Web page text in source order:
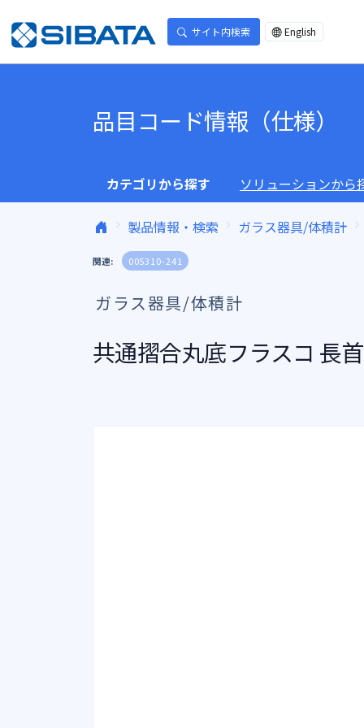
サイト内検索 English
品目コード情報（仕様）
カテゴリから探す ソリューションから
製品情報・検索 ガラス器具/体積計
関連: 005310-241
ガラス器具/体積計
共通摺合丸底フラスコ 長